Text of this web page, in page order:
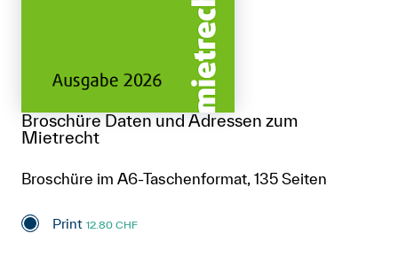
Broschüre Daten und Adressen zum
Mietrecht
Broschüre im A6-Taschenformat, 135 Seiten
Print 12.80 CHF